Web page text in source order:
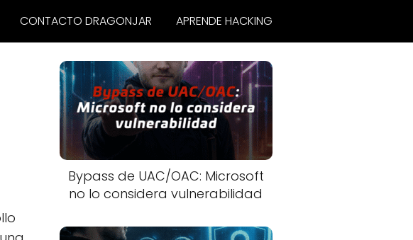
CONTACTO DRAGONJAR APRENDE HACKING
Bypass de UAC/OAC: Microsoft
no lo considera vulnerabilidad